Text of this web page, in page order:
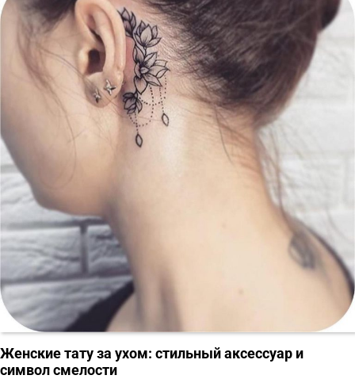
Женские тату за ухом: стильный аксессуар и
символ смелости